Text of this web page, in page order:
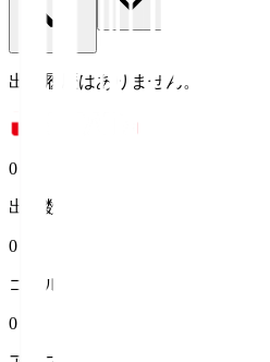
出場履歴はありません。
0
出場数
0
ゴール
0